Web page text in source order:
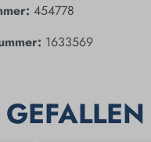
454778
1633569